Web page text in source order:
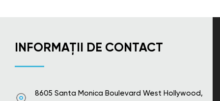
INFORMAȚII DE CONTACT
8605 Santa Monica Boulevard West Hollywood,